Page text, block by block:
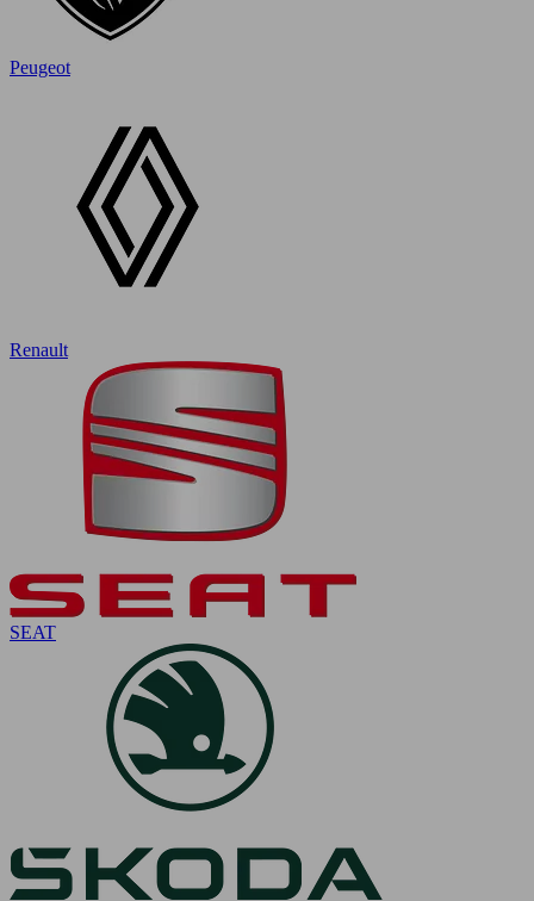
Peugeot
Renault
SEAT